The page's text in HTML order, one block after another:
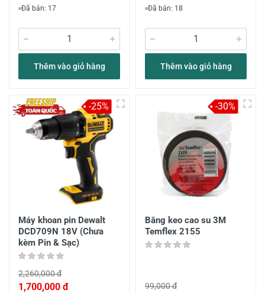
Đã bán: 17
Thêm vào giỏ hàng
Đã bán: 18
Thêm vào giỏ hàng
Máy khoan pin Dewalt
DCD709N 18V (Chưa
kèm Pin & Sạc)
2,260,000 đ
1,700,000 đ
-25%
Băng keo cao su 3M
Temflex 2155
99,000 đ
-30%